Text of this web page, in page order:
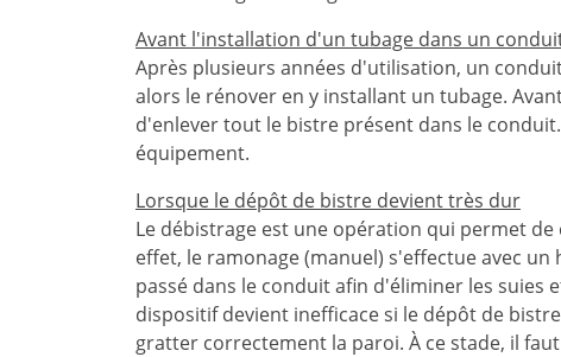
Avant l'installation d'un tubage dans un
Après plusieurs années d'utilisation, un
alors le rénover en y installant un tubage.
d'enlever tout le bistre présent dans le
équipement.
Lorsque le dépôt de bistre devient très dur
Le débistrage est une opération qui permet
effet, le ramonage (manuel) s'effectue avec
passé dans le conduit afin d'éliminer les suies
dispositif devient inefficace si le dépôt de
gratter correctement la paroi. À ce stade, il